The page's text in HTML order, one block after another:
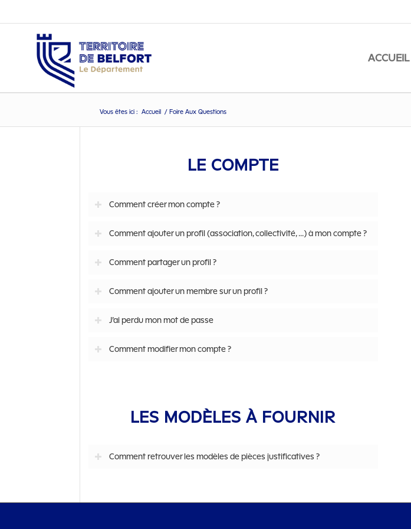
ACCUEIL
Vous êtes ici : Accueil / Foire Aux Questions
LE COMPTE
Comment créer mon compte ?
Comment ajouter un profil (association, collectivité, ...) à mon compte ?
Comment partager un profil ?
Comment ajouter un membre sur un profil ?
J’ai perdu mon mot de passe
Comment modifier mon compte ?
LES MODÈLES À FOURNIR
Comment retrouver les modèles de pièces justificatives ?